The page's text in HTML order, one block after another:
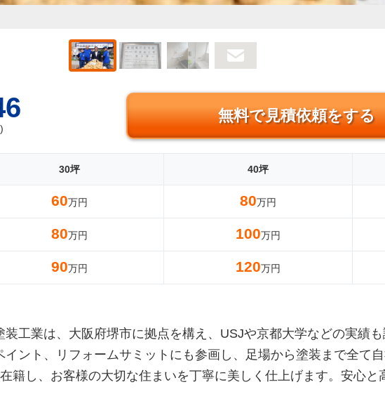
無料で見積依頼をする
30坪 40坪
60万円 80万円
80万円 100万円
90万円 120万円
装工業は、大阪府堺市に拠点を構え、USJや京都大学などの実績
イント、リフォームサミットにも参画し、足場から塗装まで全て
籍し、お客様の大切な住まいを丁寧に美しく仕上げます。安心と